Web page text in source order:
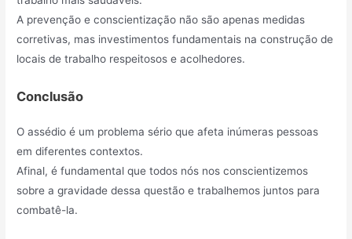
A prevenção e conscientização não são apenas medidas
corretivas, mas investimentos fundamentais na construção de
locais de trabalho respeitosos e acolhedores.
Conclusão
O assédio é um problema sério que afeta inúmeras pessoas
em diferentes contextos.
Afinal, é fundamental que todos nós nos conscientizemos
sobre a gravidade dessa questão e trabalhemos juntos para
combatê-la.